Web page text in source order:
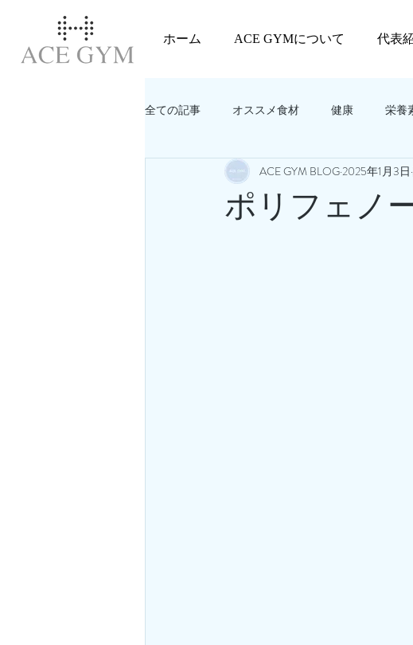
ホーム ACE GYMについて 代表
全ての記事 オススメ食材 健康 栄養
教えてACEGYM‼️ 美容
ポリフェノ
ACE GYM BLOG 2025年1月3日